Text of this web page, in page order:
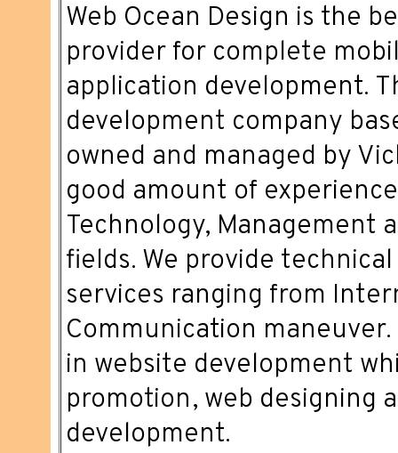
Web Ocean Design is the
provider for complete
application development.
development company
owned and managed by
good amount of
Technology, Management
fields. We provide
services ranging from
Communication maneuver.
in website development
promotion, web designing
development.